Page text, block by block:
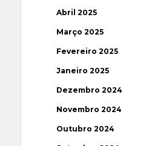
Abril 2025
Março 2025
Fevereiro 2025
Janeiro 2025
Dezembro 2024
Novembro 2024
Outubro 2024